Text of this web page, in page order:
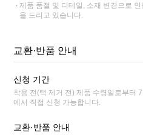
제품 품절 및 디테일, 소재 변경으로
을 드리고 있습니다.
교환·반품 안내
신청 기간
착용 전(택 제거 전) 제품 수령일로부터
에서 직접 신청 가능합니다.
교환·반품 안내